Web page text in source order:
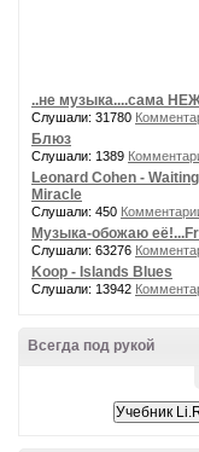
..не музыка....сама
Слушали: 31780
Блюз
Слушали: 1389
Leonard Cohen -
Miracle
Слушали: 450
Музыка-обожаю
Слушали: 63276
Koop - Islands Blues
Слушали: 13942
Всегда под рукой